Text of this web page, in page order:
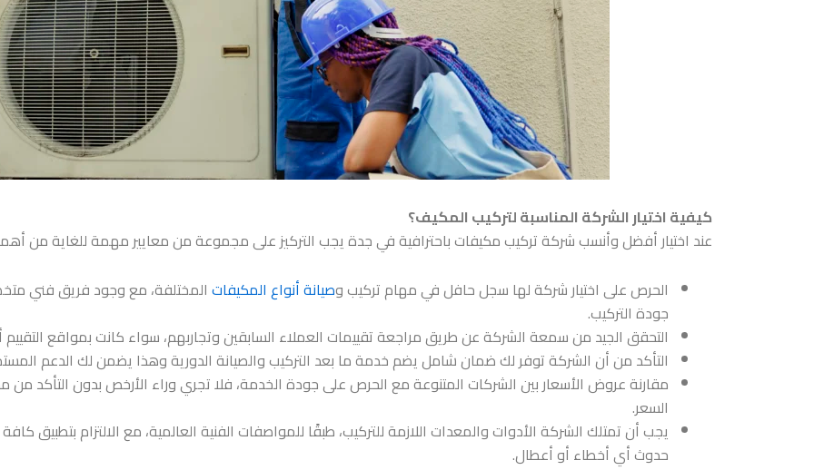
كيفية اختيار الشركة المناسبة لتركيب المكيف؟
عند اختيار أفضل وأنسبشركة تركيب مكيفات باحترافية في جدةيجب التركيز على مجموعة من معايير مهمة للغاية من
الحرص على اختيار شركة لها سجل حافل في مهام تركيب وصيانة أنواع المكيفات المختلفة، مع وجود فريق فني
جودة التركيب.
التحقق الجيد من سمعة الشركة عن طريق مراجعة تقييمات العملاء السابقين وتجاربهم، سواء كانت بمواقع
التأكد من أن الشركة توفر لك ضمان شامل يضم خدمة ما بعد التركيب والصيانة الدورية وهذا يضمن لك الدعم
مقارنة عروض الأسعار بين الشركات المتنوعة مع الحرص على جودة الخدمة، فلا تجري وراء الأرخص بدون
السعر.
يجب أن تمتلك الشركة الأدوات والمعدات اللازمة للتركيب، طبقًا للمواصفات الفنية العالمية، مع الالتزام بتطبيق
حدوث أي أخطاء أو أعطال.